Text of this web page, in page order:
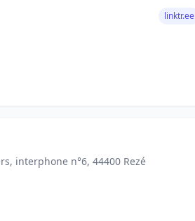
linktr.ee
interphone n°6, 44400 Rezé